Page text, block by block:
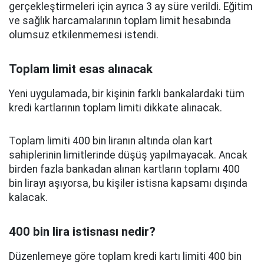
gerçekleştirmeleri için ayrıca 3 ay süre verildi. Eğitim
ve sağlık harcamalarının toplam limit hesabında
olumsuz etkilenmemesi istendi.
Toplam limit esas alınacak
Yeni uygulamada, bir kişinin farklı bankalardaki tüm
kredi kartlarının toplam limiti dikkate alınacak.
Toplam limiti 400 bin liranın altında olan kart
sahiplerinin limitlerinde düşüş yapılmayacak. Ancak
birden fazla bankadan alınan kartların toplamı 400
bin lirayı aşıyorsa, bu kişiler istisna kapsamı dışında
kalacak.
400 bin lira istisnası nedir?
Düzenlemeye göre toplam kredi kartı limiti 400 bin